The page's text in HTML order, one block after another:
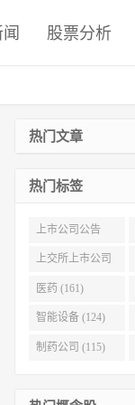
股票分析
热门文章
热门标签
上市公司公告
(321)
上交所上市公司
(186)
医药 (161)
智能设备 (124)
制药公司 (115)